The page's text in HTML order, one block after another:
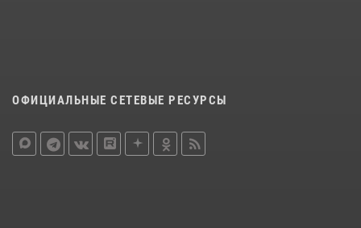
ОФИЦИАЛЬНЫЕ СЕТЕВЫЕ РЕСУРСЫ